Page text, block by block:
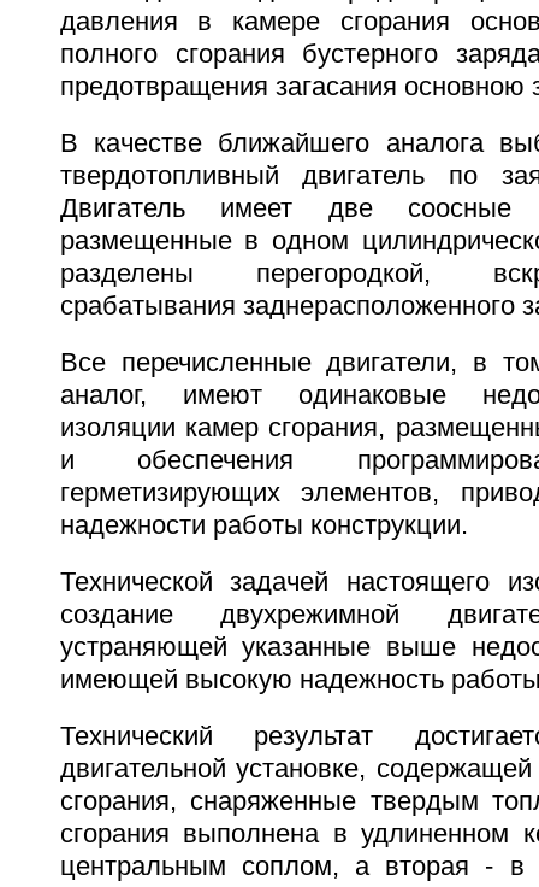
давления в камере сгорания
полного сгорания бустерного
предотвращения загасания основною
В качестве ближайшего аналога
твердотопливный двигатель по
Двигатель имеет две соосные
размещенные в одном
разделены перегородкой,
срабатывания заднерасположенного
Все перечисленные двигатели, в
аналог, имеют одинаковые
изоляции камер сгорания,
и обеспечения
герметизирующих элементов,
надежности работы конструкции.
Технической задачей настоящего
создание двухрежимной
устраняющей указанные выше
имеющей высокую надежность
Технический результат
двигательной установке,
сгорания, снаряженные твердым
сгорания выполнена в удлиненном
центральным соплом, а вторая - в